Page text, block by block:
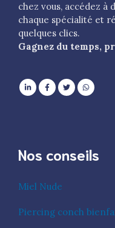
chez vous, accédez à
chaque spécialité et
quelques clics.
Gagnez du temps,
Nos conseils
Miel Nude
Piercing conch